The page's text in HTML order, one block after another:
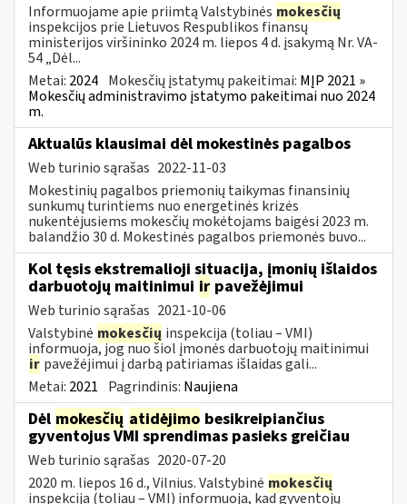
Informuojame apie priimtą Valstybinės mokesčių
inspekcijos prie Lietuvos Respublikos finansų
ministerijos viršininko 2024 m. liepos 4 d. įsakymą Nr. VA-
54 „Dėl...
Metai: 2024 Mokesčių įstatymų pakeitimai: MĮP 2021 »
Mokesčių administravimo įstatymo pakeitimai nuo 2024
m.
Aktualūs klausimai dėl mokestinės pagalbos
Web turinio sąrašas 2022-11-03
Mokestinių pagalbos priemonių taikymas finansinių
sunkumų turintiems nuo energetinės krizės
nukentėjusiems mokesčių mokėtojams baigėsi 2023 m.
balandžio 30 d. Mokestinės pagalbos priemonės buvo...
Kol tęsis ekstremalioji situacija, įmonių išlaidos
darbuotojų maitinimui ir pavežėjimui
Web turinio sąrašas 2021-10-06
Valstybinė mokesčių inspekcija (toliau – VMI)
informuoja, jog nuo šiol įmonės darbuotojų maitinimui
ir pavežėjimui į darbą patiriamas išlaidas gali...
Metai: 2021 Pagrindinis: Naujiena
Dėl mokesčių atidėjimo besikreipiančius
gyventojus VMI sprendimas pasieks greičiau
Web turinio sąrašas 2020-07-20
2020 m. liepos 16 d., Vilnius. Valstybinė mokesčių
inspekcija (toliau – VMI) informuoja, kad gyventojų